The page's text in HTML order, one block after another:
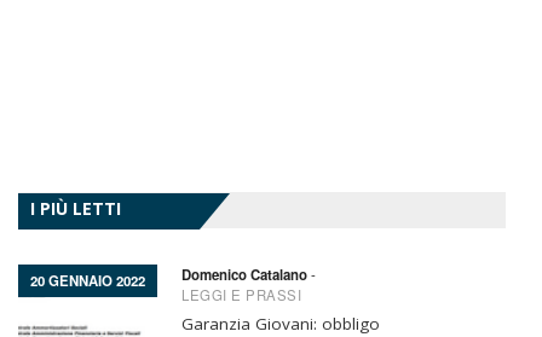
I PIÙ LETTI
20 GENNAIO 2022 Domenico Catalano-
LEGGI E PRASSI
Garanzia Giovani: obbligo